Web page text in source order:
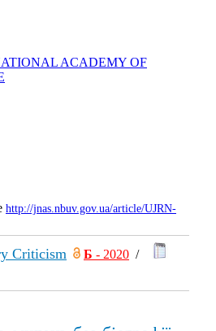
ACADEMY OF
http://jnas.nbuv.gov.ua/article/UJRN-
Criticism Б - 2020 /